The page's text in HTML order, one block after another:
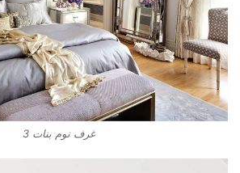
غرف نوم بنات 3